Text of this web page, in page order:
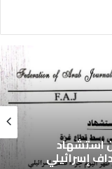
استشهاد
إسرائيلي